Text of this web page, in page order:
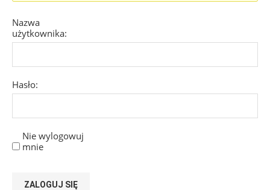
Nazwa
użytkownika:
Hasło:
Nie wylogowuj
mnie
ZALOGUJ SIĘ